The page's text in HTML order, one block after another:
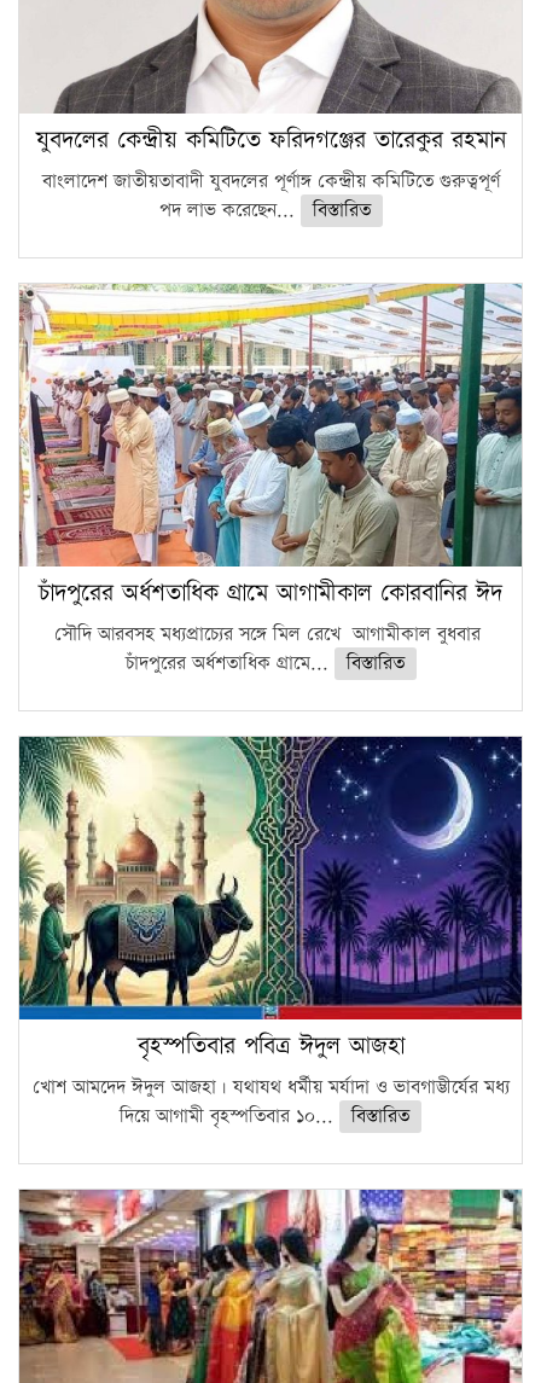
যুবদলের কেন্দ্রীয় কমিটিতে ফরিদগঞ্জের তারেকুর রহমান
বাংলাদেশ জাতীয়তাবাদী যুবদলের পূর্ণাঙ্গ কেন্দ্রীয় কমিটিতে গুরুত্বপূর্ণ
পদ লাভ করেছেন...
বিস্তারিত
চাঁদপুরের অর্ধশতাধিক গ্রামে আগামীকাল কোরবানির ঈদ
সৌদি আরবসহ মধ্যপ্রাচ্যের সঙ্গে মিল রেখে আগামীকাল বুধবার
চাঁদপুরের অর্ধশতাধিক গ্রামে...
বিস্তারিত
বৃহস্পতিবার পবিত্র ঈদুল আজহা
খোশ আমদেদ ঈদুল আজহা। যথাযথ ধর্মীয় মর্যাদা ও ভাবগাম্ভীর্যের মধ্য
দিয়ে আগামী বৃহস্পতিবার ১০...
বিস্তারিত